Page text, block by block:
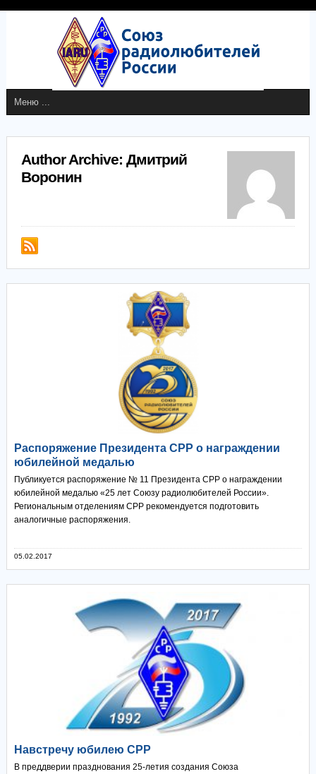
Author Archive: Дмитрий
Воронин
Распоряжение Президента СРР о награждении
юбилейной медалью
Публикуется распоряжение № 11 Президента СРР о награждении
юбилейной медалью «25 лет Союзу радиолюбителей России».
Региональным отделениям СРР рекомендуется подготовить
аналогичные распоряжения.
05.02.2017
Навстречу юбилею СРР
В преддверии празднования 25-летия создания Союза